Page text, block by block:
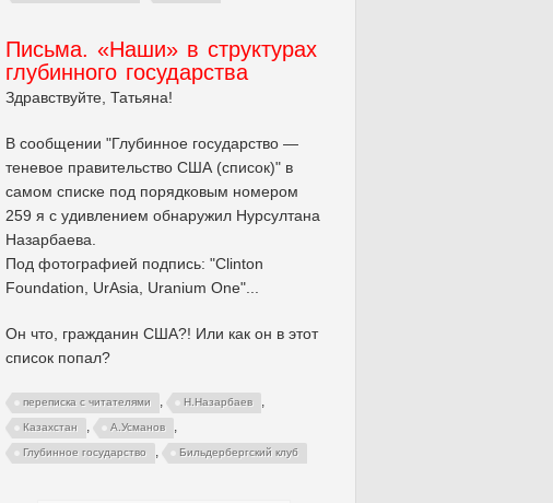
Письма. «Наши» в структурах
глубинного государства
Здравствуйте, Татьяна!
В сообщении "Глубинное государство —
теневое правительство США (список)" в
самом списке под порядковым номером
259 я с удивлением обнаружил Нурсултана
Назарбаева.
Под фотографией подпись: "Clinton
Foundation, UrAsia, Uranium One"...
Он что, гражданин США?! Или как он в этот
список попал?
переписка с читателями , Н.Назарбаев ,
Казахстан , А.Усманов ,
Глубинное государство , Бильдербергский клуб